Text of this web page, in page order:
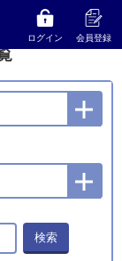
ログイン 会員登録
芝光町の事業所一覧
検索